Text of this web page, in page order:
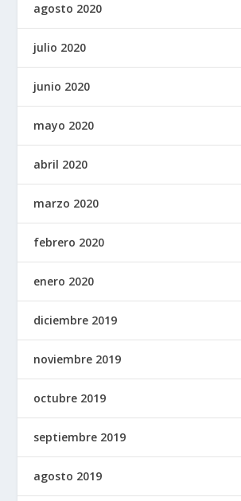
agosto 2020
julio 2020
junio 2020
mayo 2020
abril 2020
marzo 2020
febrero 2020
enero 2020
diciembre 2019
noviembre 2019
octubre 2019
septiembre 2019
agosto 2019